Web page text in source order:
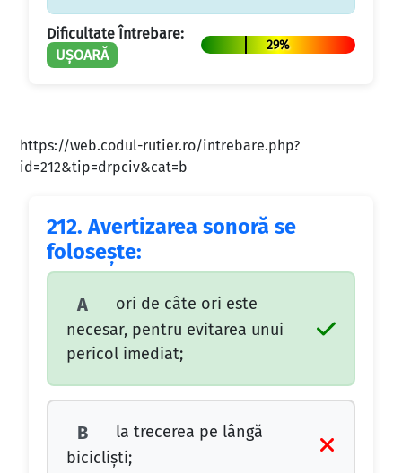
Dificultate Întrebare:
UȘOARĂ
29%
https://web.codul-rutier.ro/intrebare.php?
id=212&tip=drpciv&cat=b
212. Avertizarea sonoră se
foloseşte:
A
ori de câte ori este
necesar, pentru evitarea unui
pericol imediat;
B
la trecerea pe lângă
biciclişti;